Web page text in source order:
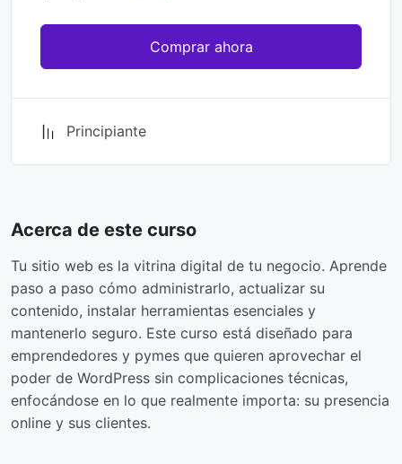
Comprar ahora
Principiante
Acerca de este curso
Tu sitio web es la vitrina digital de tu negocio. Aprende
paso a paso cómo administrarlo, actualizar su
contenido, instalar herramientas esenciales y
mantenerlo seguro. Este curso está diseñado para
emprendedores y pymes que quieren aprovechar el
poder de WordPress sin complicaciones técnicas,
enfocándose en lo que realmente importa: su presencia
online y sus clientes.